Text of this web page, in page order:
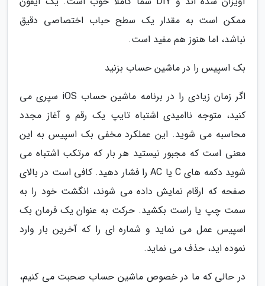
ممکن است به مقدار یک سطح حباب اختصاصی دقیق
نباشد، اما هنوز هم مفید است.
بک اسپیس را در ماشین حساب بزنید
اگر زمان زیادی را در برنامه ماشین حساب iOS سپری می
کنید، متوجه ناامیدی اشتباه تایپ یک رقم و آغاز مجدد
محاسبه می شوید. این عملکرد مخفی بک اسپیس به این
معنی است که مجبور نیستید هر بار که مرتکب اشتباه می
شوید دکمه های C یا AC را فشار دهید. کافی است در بالای
صفحه که ارقام نمایش داده می شوند، انگشت خود را به
سمت چپ یا راست بکشید. حرکت به عنوان یک فرمان بک
اسپیس عمل می نماید و شماره ای را که آخرین بار وارد
نموده اید، حذف می نماید.
در حالی که ما در خصوص ماشین حساب صحبت می کنیم،